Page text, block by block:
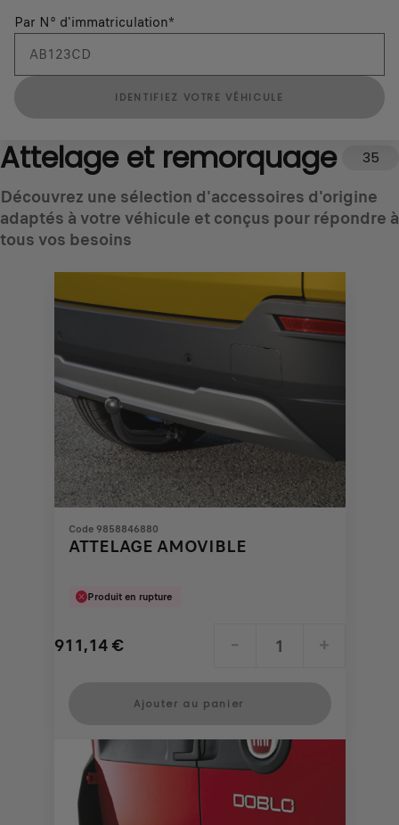
Par N° d'immatriculation*
IDENTIFIEZ VOTRE VÉHICULE
Attelage et remorquage 35
Découvrez une sélection d'accessoires d'origine
adaptés à votre véhicule et conçus pour répondre à
tous vos besoins
Code 9858846880
ATTELAGE AMOVIBLE
Produit en rupture
911,14 € - +
Ajouter au panier